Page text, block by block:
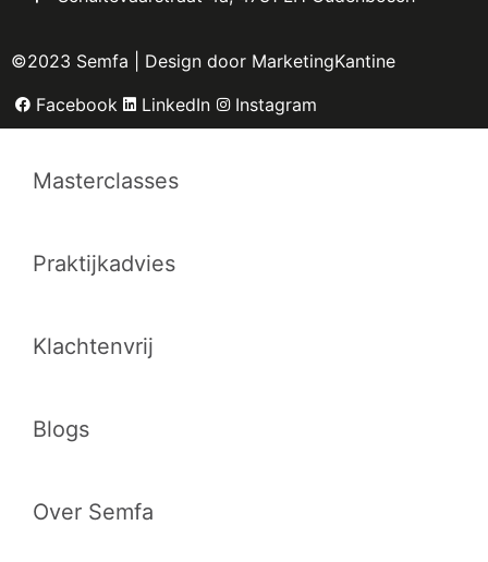
©2023 Semfa | Design door MarketingKantine
Facebook
LinkedIn Instagram
Masterclasses
Praktijkadvies
Klachtenvrij
Blogs
Over Semfa